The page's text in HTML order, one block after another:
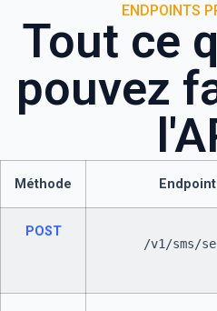
ENDPOINTS
Tout ce
pouvez
Méthode Endpoint
POST
/v1/sms/